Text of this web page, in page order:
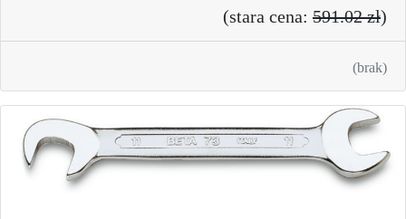
(stara cena: 591.02 zł)
(brak)